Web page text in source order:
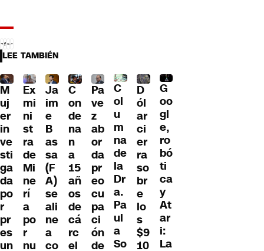
LEE TAMBIÉN
M
uj
er
in
ve
sti
ga
da
po
r
pr
es
un
Ex
mi
ni
st
ra
de
Mi
ne
rí
a
po
r
nu
Ja
im
e
B
as
sa
(F
A)
se
ali
ne
a
co
C
on
de
na
n
a
15
añ
os
de
cá
rc
el
Pa
ve
z
ab
or
da
pr
eo
cu
pa
ci
ón
de
C
ol
u
m
na
de
la
Dr
a.
Pa
ul
a
So
D
ól
ar
ci
er
ra
so
br
e
lo
s
$9
10
G
oo
gl
e,
ro
bó
ti
ca
y
At
ar
i:
La